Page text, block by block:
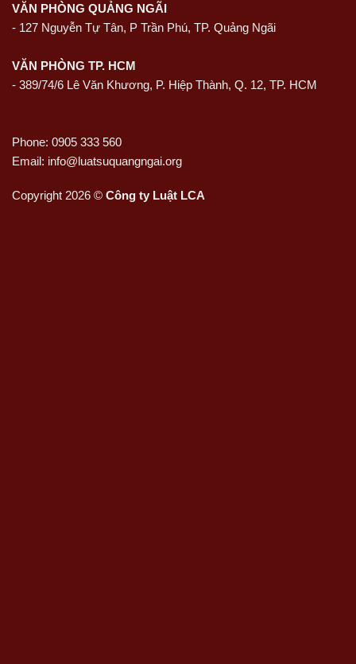
VĂN PHÒNG QUẢNG NGÃI
- 127 Nguyễn Tự Tân, P Trần Phú, TP. Quảng Ngãi
VĂN PHÒNG TP. HCM
- 389/74/6 Lê Văn Khương, P. Hiệp Thành, Q. 12, TP. HCM
Phone: 0905 333 560
Email: info@luatsuquangngai.org
Copyright 2026 © Công ty Luật LCA